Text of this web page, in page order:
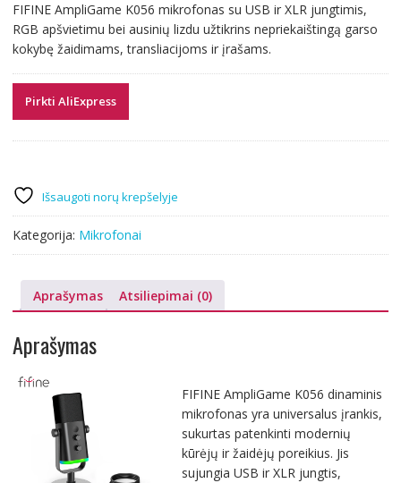
was:
102.62 €.
is:
54.39 €.
FIFINE AmpliGame K056 mikrofonas su USB ir XLR jungtimis,
RGB apšvietimu bei ausinių lizdu užtikrins nepriekaištingą garso
kokybę žaidimams, transliacijoms ir įrašams.
Pirkti AliExpress
Išsaugoti norų krepšelyje
Kategorija: Mikrofonai
Aprašymas Atsiliepimai (0)
Aprašymas
FIFINE AmpliGame K056 dinaminis
mikrofonas yra universalus įrankis,
sukurtas patenkinti modernių
kūrėjų ir žaidėjų poreikius. Jis
sujungia USB ir XLR jungtis,